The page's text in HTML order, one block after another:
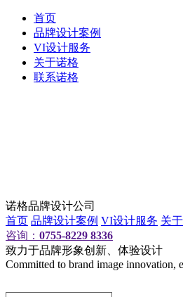
首页
品牌设计案例
VI设计服务
关于诺格
联系诺格
诺格品牌设计公司
首页 品牌设计案例 VI设计服务 关
咨询： 0755-8229 8336
致力于品牌形象创新、体验设计
Committed to brand image innovation,